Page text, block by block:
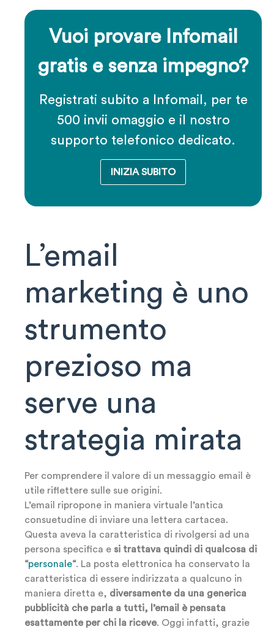
Vuoi provare Infomail
gratis e senza impegno?
Registrati subito a Infomail, per te
500 invii omaggio e il nostro
supporto telefonico dedicato.
INIZIA SUBITO
L’email
marketing è uno
strumento
prezioso ma
serve una
strategia mirata
Per comprendere il valore di un messaggio email è
utile riflettere sulle sue origini.
L’email ripropone in maniera virtuale l’antica
consuetudine di inviare una lettera cartacea.
Questa aveva la caratteristica di rivolgersi ad una
persona specifica e si trattava quindi di qualcosa di
“personale“. La posta elettronica ha conservato la
caratteristica di essere indirizzata a qualcuno in
maniera diretta e, diversamente da una generica
pubblicità che parla a tutti, l’email è pensata
esattamente per chi la riceve. Oggi infatti, grazie